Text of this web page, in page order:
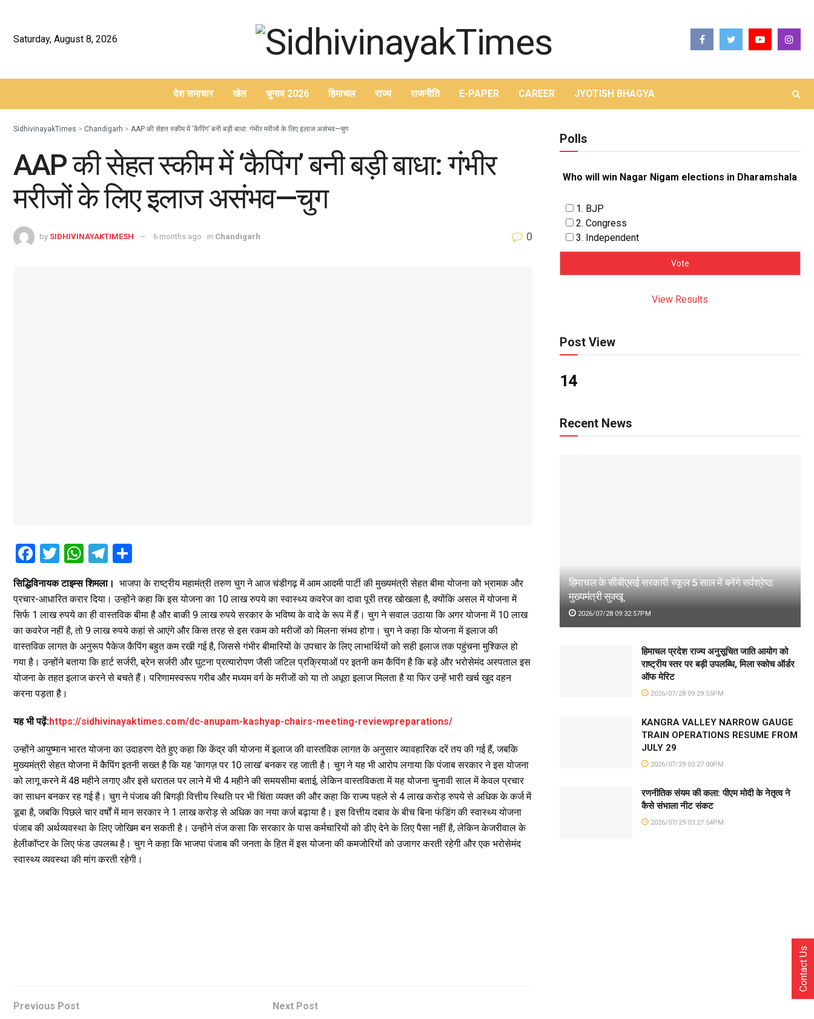
Saturday, August 8, 2026
देश समाचार खेल चुनाव 2026 हिमाचल राज्य राजनीति E-PAPER CAREER JYOTISH BHAGYA
SidhivinayakTimes > Chandigarh > AAP की सेहत स्कीम में ‘कैपिंग’ बनी बड़ी बाधा: गंभीर मरीजों के लिए इलाज असंभव—चुग
AAP की सेहत स्कीम में ‘कैपिंग’ बनी बड़ी बाधा: गंभीर
मरीजों के लिए इलाज असंभव—चुग
by SIDHIVINAYAKTIMESH 6 months ago in Chandigarh 0
F
a
ce
b
o
o
k
T
tt
er
W
h
at
s
A
p
p
T
e
gr
a
m
ar
e
सिद्धिविनायक टाइम्स शिमला। भाजपा के राष्ट्रीय महामंत्री तरुण चुग ने आज चंडीगढ़ में आम आदमी पार्टी की मुख्यमंत्री सेहत बीमा योजना को भ्रामक और
प्रचार-आधारित करार दिया। उन्होंने कहा कि इस योजना का 10 लाख रुपये का स्वास्थ्य कवरेज का दावा पूरी तरह खोखला है, क्योंकि असल में योजना में
सिर्फ 1 लाख रुपये का ही वास्तविक बीमा है और बाकी 9 लाख रुपये सरकार के भविष्य के वादे के रूप में हैं। चुग ने सवाल उठाया कि अगर योजना में 10 लाख
का कवरेज नहीं है, तो 9 लाख रुपये कहां से आएंगे और किस तरह से इस रकम को मरीजों को मिलना संभव होगा। चुग ने कहा कि योजना में इलाज की
वास्तविक लागत के अनुरूप पैकेज कैपिंग बहुत कम रखी गई है, जिससे गंभीर बीमारियों के उपचार के लिए लाभार्थियों को सही इलाज तक पहुंचना मुश्किल हो
गया है। उन्होंने बताया कि हार्ट सर्जरी, ब्रेन सर्जरी और घुटना प्रत्यारोपण जैसी जटिल प्रक्रियाओं पर इतनी कम कैपिंग है कि बड़े और भरोसेमंद अस्पताल इस
योजना के तहत इलाज करने से बचते हैं। परिणामस्वरूप गरीब और मध्यम वर्ग के मरीजों को या तो अधूरा इलाज मिलता है या फिर उन्हें भारी खर्च खुद वहन
करना पड़ता है।
यह भी पढ़ें:https://sidhivinayaktimes.com/dc-anupam-kashyap-chairs-meeting-reviewpreparations/
उन्होंने आयुष्मान भारत योजना का उदाहरण देते हुए कहा कि केंद्र की योजना में इलाज की वास्तविक लागत के अनुसार व्यावहारिक दरें तय की गई हैं, जबकि
मुख्यमंत्री सेहत योजना में कैपिंग इतनी सख्त है कि यह ‘कागज़ पर 10 लाख’ बनकर रह जाती है। चुग ने यह भी आरोप लगाया कि पंजाब सरकार ने इस योजना
को लागू करने में 48 महीने लगाए और इसे धरातल पर लाने में भी 4 महीने की समयसीमा बताई, लेकिन वास्तविकता में यह योजना चुनावी साल में केवल प्रचार
का साधन बनकर रह गई है। चुग ने पंजाब की बिगड़ी वित्तीय स्थिति पर भी चिंता व्यक्त की और कहा कि राज्य पहले से 4 लाख करोड़ रुपये से अधिक के कर्ज में
डूबा है, जबकि पिछले चार वर्षों में मान सरकार ने 1 लाख करोड़ से अधिक का नया कर्ज बढ़ाया है। इस वित्तीय दबाव के बीच बिना फंडिंग की स्वास्थ्य योजना
पंजाब की अर्थव्यवस्था के लिए जोखिम बन सकती है। उन्होंने तंज कसा कि सरकार के पास कर्मचारियों को डीए देने के लिए पैसा नहीं है, लेकिन केजरीवाल के
हेलीकॉप्टर के लिए फंड उपलब्ध है। चुग ने कहा कि भाजपा पंजाब की जनता के हित में इस योजना की कमजोरियों को उजागर करती रहेगी और एक भरोसेमंद
स्वास्थ्य व्यवस्था की मांग करती रहेगी।
Previous Post
Next Post
Polls
Who will win Nagar Nigam elections in Dharamshala
1. BJP
2. Congress
3. Independent
View Results
Post View
14
Recent News
हिमाचल के सीबीएसई सरकारी स्कूल 5 साल में बनेंगे सर्वश्रेष्ठ:
मुख्यमंत्री सुक्खू
2026/07/28 09:32:57PM
हिमाचल प्रदेश राज्य अनुसूचित जाति आयोग को
राष्ट्रीय स्तर पर बड़ी उपलब्धि, मिला स्कोच ऑर्डर
ऑफ मेरिट
2026/07/28 09:29:55PM
KANGRA VALLEY NARROW GAUGE
TRAIN OPERATIONS RESUME FROM
JULY 29
2026/07/29 03:27:00PM
रणनीतिक संयम की कला: पीएम मोदी के नेतृत्व ने
कैसे संभाला नीट संकट
2026/07/29 03:27:54PM
Contact Us